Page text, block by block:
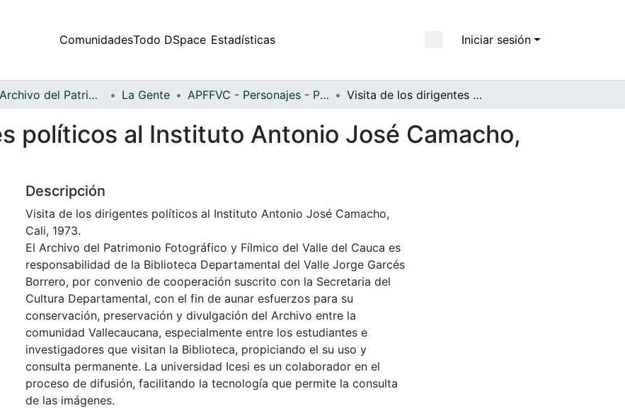
ComunidadesTodo DSpace Estadísticas Iniciar sesión
Fondo Archivo del Patrimonio Fotográfico y Fílmico del Valle del Cauca La Gente APFFVC - Personajes - Patrimonial Visita de los dirigentes políticos al Instituto Antonio José Camacho, Cali, 1973
políticos al Instituto Antonio José Camacho,
Descripción
Visita de los dirigentes políticos al Instituto Antonio José Camacho,
Cali, 1973.
El Archivo del Patrimonio Fotográfico y Fílmico del Valle del Cauca es
responsabilidad de la Biblioteca Departamental del Valle Jorge Garcés
Borrero, por convenio de cooperación suscrito con la Secretaria del
Cultura Departamental, con el fin de aunar esfuerzos para su
conservación, preservación y divulgación del Archivo entre la
comunidad Vallecaucana, especialmente entre los estudiantes e
investigadores que visitan la Biblioteca, propiciando el su uso y
consulta permanente. La universidad Icesi es un colaborador en el
proceso de difusión, facilitando la tecnología que permite la consulta
de las imágenes.